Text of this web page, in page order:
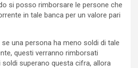
si posso rimborsare le persone che
in tale banca per un valore pari
una persona ha meno soldi di tale
questi verranno rimborsati
superano questa cifra, allora